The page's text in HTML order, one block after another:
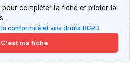
compléter la fiche et piloter la
conformité et vos droits RGPD
C'est ma fiche